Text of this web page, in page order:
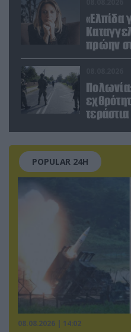
«Ελπίδα
πρώην
POPULAR 24H
08.08.2026 | 14:02